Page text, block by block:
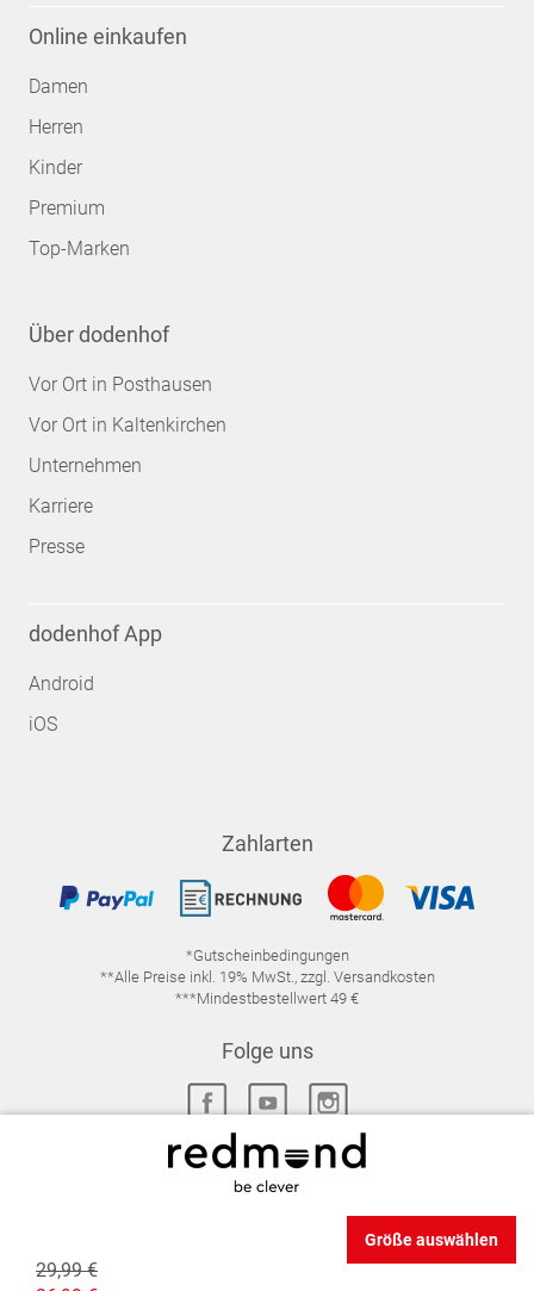
29,99 €
Größe auswählen
Online einkaufen
Damen
Herren
Kinder
Premium
Top-Marken
Über dodenhof
Vor Ort in Posthausen
Vor Ort in Kaltenkirchen
Unternehmen
Karriere
Presse
dodenhof App
Android
iOS
Zahlarten
*Gutscheinbedingungen
**Alle Preise inkl. 19% MwSt., zzgl. Versandkosten
***Mindestbestellwert 49 €
Folge uns
DATENSCHUTZ-EINSTELLUNGEN
WIDERRUFSRECHT